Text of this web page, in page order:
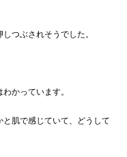
つぶされそうでした。
かっています。
肌で感じていて、どうして